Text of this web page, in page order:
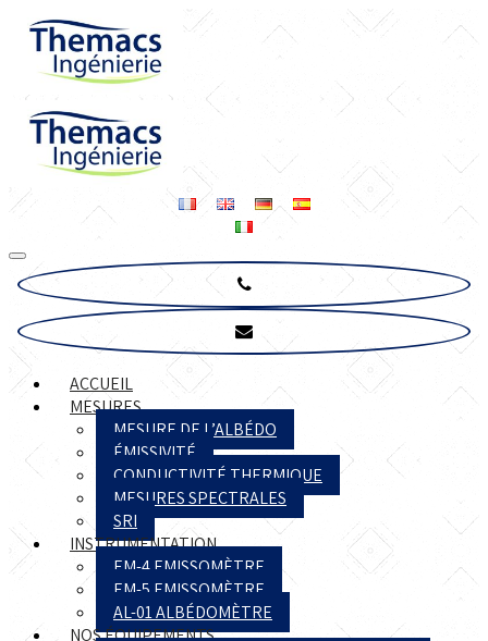
ACCUEIL
MESURES
MESURE DE L’ALBÉDO
ÉMISSIVITÉ
CONDUCTIVITÉ THERMIQUE
MESURES SPECTRALES
SRI
INSTRUMENTATION
EM-4 EMISSOMÈTRE
EM-5 EMISSOMÈTRE
AL-01 ALBÉDOMÈTRE
NOS ÉQUIPEMENTS